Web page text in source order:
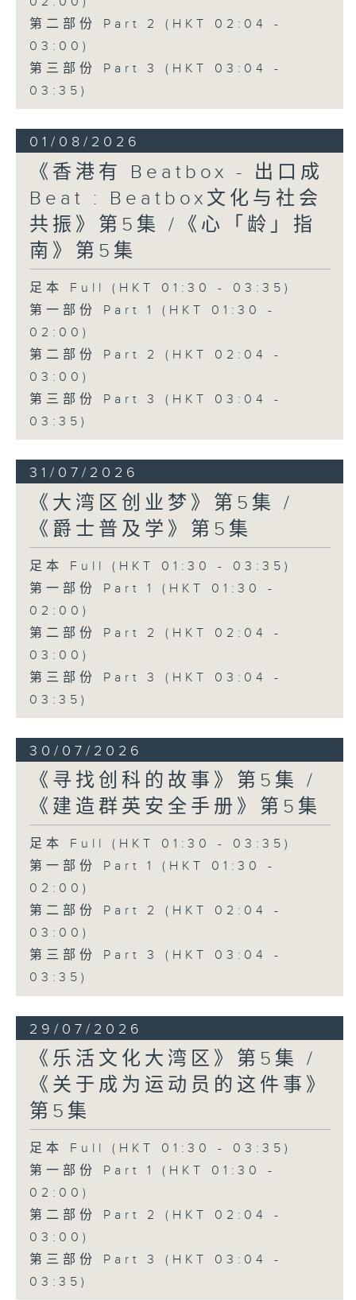
第二部份 Part 2 (HKT 02:04 -
03:00)
第三部份 Part 3 (HKT 03:04 -
03:35)
01/08/2026
《香港有 Beatbox - 出口成
Beat : Beatbox文化与社会
共振》第5集 /《心「龄」指
南》第5集
足本 Full (HKT 01:30 - 03:35)
第一部份 Part 1 (HKT 01:30 -
02:00)
第二部份 Part 2 (HKT 02:04 -
03:00)
第三部份 Part 3 (HKT 03:04 -
03:35)
31/07/2026
《大湾区创业梦》第5集 /
《爵士普及学》第5集
足本 Full (HKT 01:30 - 03:35)
第一部份 Part 1 (HKT 01:30 -
02:00)
第二部份 Part 2 (HKT 02:04 -
03:00)
第三部份 Part 3 (HKT 03:04 -
03:35)
30/07/2026
《寻找创科的故事》第5集 /
《建造群英安全手册》第5集
足本 Full (HKT 01:30 - 03:35)
第一部份 Part 1 (HKT 01:30 -
02:00)
第二部份 Part 2 (HKT 02:04 -
03:00)
第三部份 Part 3 (HKT 03:04 -
03:35)
29/07/2026
《乐活文化大湾区》第5集 /
《关于成为运动员的这件事》
第5集
足本 Full (HKT 01:30 - 03:35)
第一部份 Part 1 (HKT 01:30 -
02:00)
第二部份 Part 2 (HKT 02:04 -
03:00)
第三部份 Part 3 (HKT 03:04 -
03:35)